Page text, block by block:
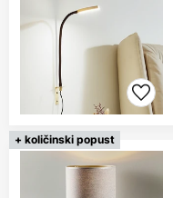
+ količinski popust